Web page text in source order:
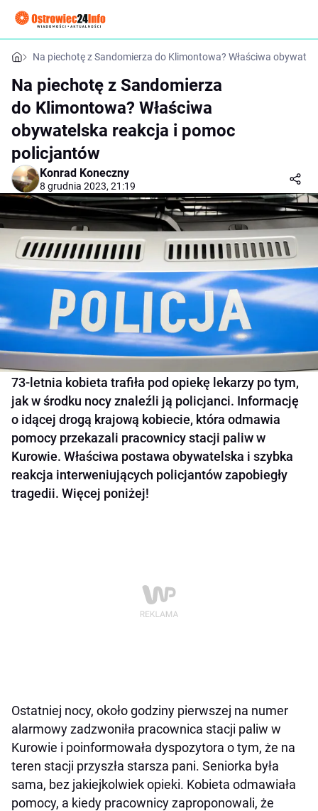
Na piechotę z Sandomierza do Klimontowa? Właściwa
Na piechotę z Sandomierza
do Klimontowa? Właściwa
obywatelska reakcja i pomoc
policjantów
Konrad Koneczny
8 grudnia 2023, 21:19
73-letnia kobieta trafiła pod opiekę lekarzy po tym,
jak w środku nocy znaleźli ją policjanci. Informację
o idącej drogą krajową kobiecie, która odmawia
pomocy przekazali pracownicy stacji paliw w
Kurowie. Właściwa postawa obywatelska i szybka
reakcja interweniujących policjantów zapobiegły
tragedii. Więcej poniżej!
Ostatniej nocy, około godziny pierwszej na numer
alarmowy zadzwoniła pracownica stacji paliw w
Kurowie i poinformowała dyspozytora o tym, że na
teren stacji przyszła starsza pani. Seniorka była
sama, bez jakiejkolwiek opieki. Kobieta odmawiała
pomocy, a kiedy pracownicy zaproponowali, że